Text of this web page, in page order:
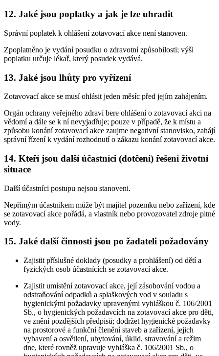
12. Jaké jsou poplatky a jak je lze uhradit
Správní poplatek k ohlášení zotavovací akce není stanoven.
Zpoplatněno je vydání posudku o zdravotní způsobilosti; výši
poplatku určuje lékař, který posudek vydává.
13. Jaké jsou lhůty pro vyřízení
Zotavovací akce se musí ohlásit jeden měsíc před jejím zahájením.
Orgán ochrany veřejného zdraví bere ohlášení o zotavovací akci na
vědomí a dále se k ní nevyjadřuje; pouze v případě, že k místu a
způsobu konání zotavovací akce zaujme negativní stanovisko, zahájí
správní řízení k vydání rozhodnutí o zákazu konání zotavovací akce.
14. Kteří jsou další účastníci (dotčení) řešení životní
situace
Další účastníci postupu nejsou stanoveni.
Nepřímým účastníkem může být majitel pozemku nebo zařízení, kde
se zotavovací akce pořádá, a vlastník nebo provozovatel zdroje pitné
vody.
15. Jaké další činnosti jsou po žadateli požadovány
Zajistit příslušné doklady (posudky a prohlášení) od dětí a
fyzických osob účastnících se zotavovací akce.
Zajistit umístění zotavovací akce, její zásobování vodou a
odstraňování odpadků a splaškových vod v souladu s
hygienickými požadavky upravenými vyhláškou č. 106/2001
Sb., o hygienických požadavcích na zotavovací akce pro děti,
ve znění pozdějších předpisů; dodržet hygienické požadavky
na prostorové a funkční členění staveb a zařízení, jejich
vybavení a osvětlení, ubytování, úklid, stravování a režim
dne, které rovněž upravuje vyhláška č. 106/2001 Sb., o